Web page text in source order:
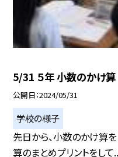
5/31 ５年 小数のかけ算
公開日 2024/05/31
学校の様子
先日から、小数のかけ算
算のまとめプリントをして